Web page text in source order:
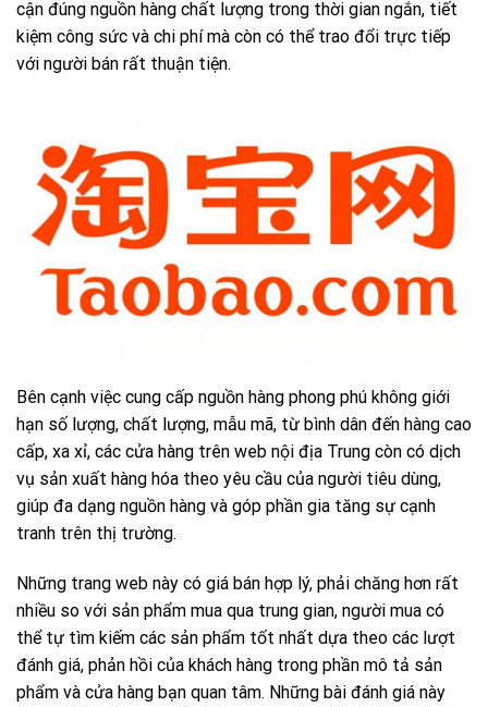
cận đúng nguồn hàng chất lượng trong thời gian ngắn, tiết
kiệm công sức và chi phí mà còn có thể trao đổi trực tiếp
với người bán rất thuận tiện.
Bên cạnh việc cung cấp nguồn hàng phong phú không giới
hạn số lượng, chất lượng, mẫu mã, từ bình dân đến hàng cao
cấp, xa xỉ, các cửa hàng trên web nội địa Trung còn có dịch
vụ sản xuất hàng hóa theo yêu cầu của người tiêu dùng,
giúp đa dạng nguồn hàng và góp phần gia tăng sự cạnh
tranh trên thị trường.
Những trang web này có giá bán hợp lý, phải chăng hơn rất
nhiều so với sản phẩm mua qua trung gian, người mua có
thể tự tìm kiếm các sản phẩm tốt nhất dựa theo các lượt
đánh giá, phản hồi của khách hàng trong phần mô tả sản
phẩm và cửa hàng bạn quan tâm. Những bài đánh giá này